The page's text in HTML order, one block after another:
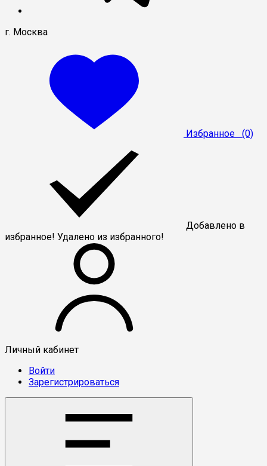
г. Москва
Избранное (0)
Добавлено в
избранное! Удалено из избранного!
Личный кабинет
Войти
Зарегистрироваться